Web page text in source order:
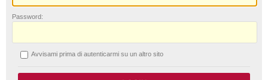
Password:
Avvisami prima di autenticarmi su un altro sito